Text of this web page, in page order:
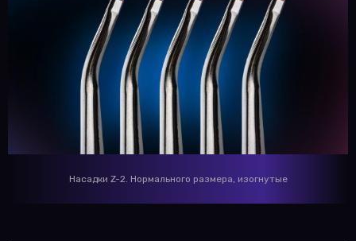
Насадки Z-2. Нормального размера, изогнутые